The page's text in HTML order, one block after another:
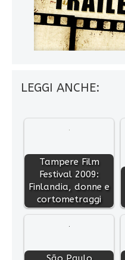
LEGGI ANCHE:
Tampere Film
Festival 2009:
Finlandia, donne e
cortometraggi